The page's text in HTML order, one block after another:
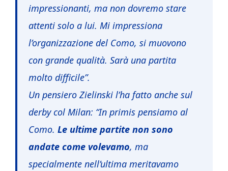
impressionanti, ma non dovremo stare
attenti solo a lui. Mi impressiona
l’organizzazione del Como, si muovono
con grande qualità. Sarà una partita
molto difficile”.
Un pensiero Zielinski l’ha fatto anche sul
derby col Milan: “In primis pensiamo al
Como. Le ultime partite non sono
andate come volevamo, ma
specialmente nell’ultima meritavamo